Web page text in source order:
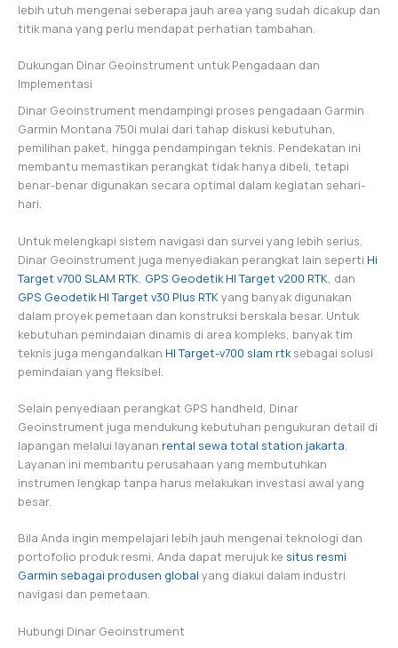
lebih utuh mengenai seberapa jauh area yang sudah dicakup dan
titik mana yang perlu mendapat perhatian tambahan.
Dukungan Dinar Geoinstrument untuk Pengadaan dan
Implementasi
Dinar Geoinstrument mendampingi proses pengadaan Garmin
Garmin Montana 750i mulai dari tahap diskusi kebutuhan,
pemilihan paket, hingga pendampingan teknis. Pendekatan ini
membantu memastikan perangkat tidak hanya dibeli, tetapi
benar-benar digunakan secara optimal dalam kegiatan sehari-
hari.
Untuk melengkapi sistem navigasi dan survei yang lebih serius,
Dinar Geoinstrument juga menyediakan perangkat lain seperti Hi
Target v700 SLAM RTK GPS Geodetik HI Target v200 RTK , dan
GPS Geodetik HI Target v30 Plus RTK yang banyak digunakan
dalam proyek pemetaan dan konstruksi berskala besar. Untuk
kebutuhan pemindaian dinamis di area kompleks, banyak tim
teknis juga mengandalkan HI Target-v700 slam rtk sebagai solusi
pemindaian yang fleksibel.
Selain penyediaan perangkat GPS handheld, Dinar
Geoinstrument juga mendukung kebutuhan pengukuran detail di
lapangan melalui layanan rental sewa total station jakarta.
Layanan ini membantu perusahaan yang membutuhkan
instrumen lengkap tanpa harus melakukan investasi awal yang
besar.
Bila Anda ingin mempelajari lebih jauh mengenai teknologi dan
portofolio produk resmi, Anda dapat merujuk ke situs resmi
Garmin sebagai produsen global yang diakui dalam industri
navigasi dan pemetaan.
Hubungi Dinar Geoinstrument